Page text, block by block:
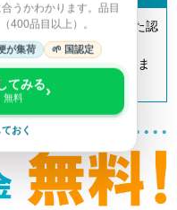
クル法」の認定を受けた認
。
サイクルを推進していま
うかわかります。品目
400品目以上）。
が集荷 🌱 国認定
てみる
無料 ›
おく